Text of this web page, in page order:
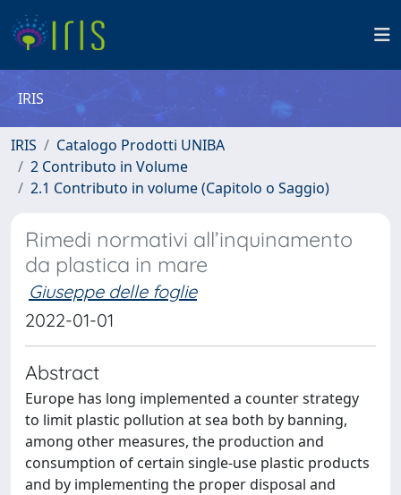
IRIS
IRIS
Catalogo Prodotti UNIBA
2 Contributo in Volume
2.1 Contributo in volume (Capitolo o Saggio)
Rimedi normativi all’inquinamento
da plastica in mare
Giuseppe delle foglie
2022-01-01
Abstract
Europe has long implemented a counter strategy
to limit plastic pollution at sea both by banning,
among other measures, the production and
consumption of certain single-use plastic products
and by implementing the proper disposal and